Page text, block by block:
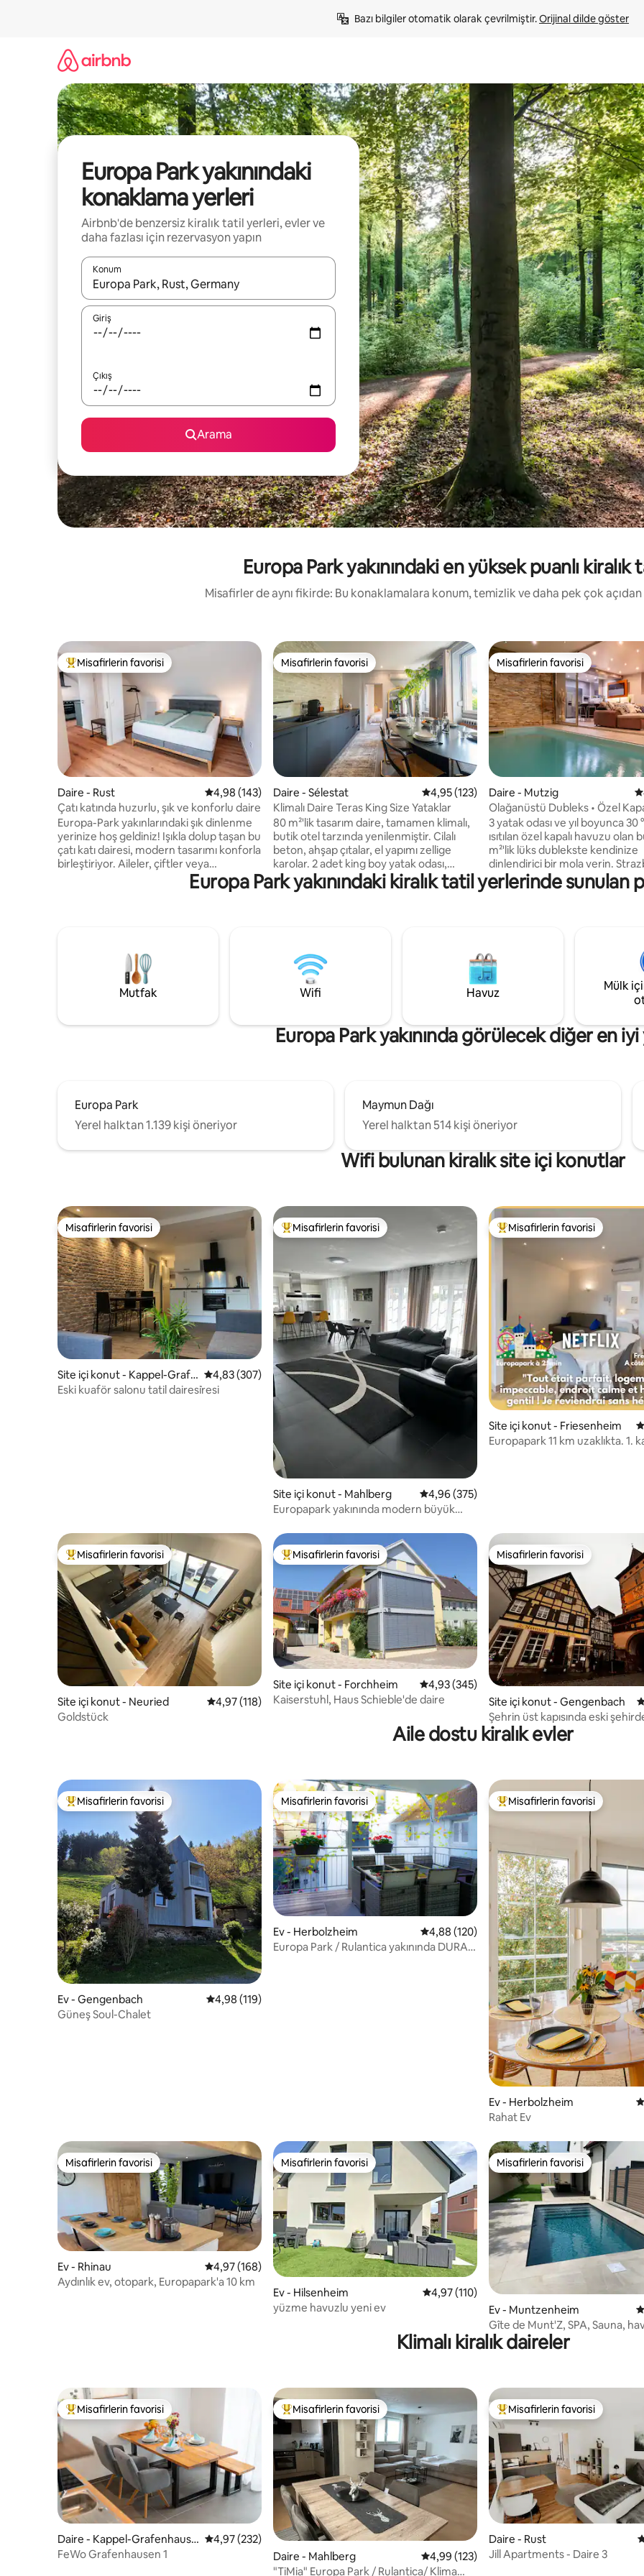
Bazı bilgiler otomatik olarak çevrilmiştir. Orijinal dilde göster
Europa Park yakınındaki
konaklama yerleri
Airbnb'de benzersiz kiralık tatil yerleri, evler ve
daha fazlası için rezervasyon yapın
Konum
Sonuçlar kullanılabilir olduğunda yukarı ve aşağı oklarıyla gezinin veya dokunarak ya da kaydırma hareketleriyle
Giriş
Çıkış
Arama
Europa Park yakınındaki en yüksek puanlı
Misafirler de aynı fikirde: Bu konaklamalara konum, temizlik ve daha pek çok
Misafirlerin favorilerinden en beğenilenler arasında
Misafirlerin favorisi
Daire - Rust 5 üzerinden ortalama 4,98 puan, 143 değerlendirme
4,98 (143)
Çatı katında huzurlu, şık ve konforlu daire
Europa-Park yakınlarındaki şık dinlenme
yerinize hoş geldiniz! Işıkla dolup taşan bu
çatı katı dairesi, modern tasarımı konforla
birleştiriyor. Aileler, çiftler veya
arkadaşlar için mükemmel bir seçim olan
bu mekânda huzur ve konforu
akıllı TV • Otopark dâhil • Elektrikli araç şarj
istasyonu (ek ücrete tabidir) • Europa-
Park ve Rulantica'ya sadece 10-15
dakikalık yürüyüş mesafesinde
Misafirlerin favorisi
Misafirlerin favorisi
Daire - Sélestat 5 üzerinden ortalama 4,95 puan, 123
4,95 (123)
Klimalı Daire Teras King Size Yataklar
80 m²'lik tasarım daire, tamamen klimalı,
butik otel tarzında yenilenmiştir. Cilalı
beton, ahşap çıtalar, el yapımı zellige
karolar. 2 adet king boy yatak odası,
duşakabinli ve küvetli banyo, özel gölgeli
teras. Tam donanımlı mutfak, Nespresso
Colmar'a 15 dakika mesafede. Şarap Yolu,
aileler ve iş için seyahat edenler için
idealdir.
Misafirlerin favorisi
Misafirlerin favorisi
Daire - Mutzig 5
Olağanüstü Dubleks • Özel
3 yatak odası ve yıl boyunca 30
ısıtılan özel kapalı havuzu olan
m²'lik lüks dublekste kendinize
dinlendirici bir mola verin. Strazburg ve
Colmar arasında, Vosges'in
ve Şarap Yolu üzerinde yer alan
mesafededir, yakınlarda kolay
park yeri vardır. Unutulmaz bir
konaklama için birinci sınıf
alanlar ve mükemmel bir
Europa Park yakınındaki kiralık tatil yerlerinde sunulan
Mutfak Wifi Havuz
Mülk
Europa Park yakınında görülecek diğer en
Europa Park
Yerel halktan 1.139 kişi öneriyor
Maymun Dağı
Yerel halktan 514 kişi öneriyor
Wifi bulunan kiralık site içi konutlar
Misafirlerin favorisi
Misafirlerin favorisi
Site içi konut - Kappel-Grafe
nhausen
5 üzerinden ortalama 4,83 puan, 307 değerlendirme
4,83 (307)
Eski kuaför salonu tatil dairesi̇resi
Misafirlerin favorilerinden en beğenilenler arasında
Misafirlerin favorisi
Site içi konut - Mahlberg 5 üzerinden ortalama 4,96 puan, 375
4,96 (375)
Europapark yakınında modern büyük
Misafirlerin favorilerinden en
Misafirlerin favorisi
Site içi konut - Friesenheim
Europapark 11 km uzaklıkta. 1.
Misafirlerin favorilerinden en beğenilenler arasında
Misafirlerin favorisi
Site içi konut - Neuried 5 üzerinden ortalama 4,97 puan, 118 değerlendirme
4,97 (118)
Goldstück
Misafirlerin favorilerinden en beğenilenler arasında
Misafirlerin favorisi
Site içi konut - Forchheim 5 üzerinden ortalama 4,93 puan, 345
4,93 (345)
Kaiserstuhl, Haus Schieble'de daire
Misafirlerin favorisi
Misafirlerin favorisi
Site içi konut - Gengenbach
Şehrin üst kapısında eski
daire
Aile dostu kiralık evler
Misafirlerin favorilerinden en beğenilenler arasında
Misafirlerin favorisi
Ev - Gengenbach 5 üzerinden ortalama 4,98 puan, 119 değerlendirme
4,98 (119)
Güneş Soul-Chalet
Misafirlerin favorisi
Misafirlerin favorisi
Ev - Herbolzheim 5 üzerinden ortalama 4,88 puan, 120
4,88 (120)
Europa Park / Rulantica yakınında DURAN
Misafirlerin favorilerinden en
Misafirlerin favorisi
Ev - Herbolzheim
Rahat Ev
Misafirlerin favorisi
Misafirlerin favorisi
Ev - Rhinau 5 üzerinden ortalama 4,97 puan, 168 değerlendirme
4,97 (168)
Aydınlık ev, otopark, Europapark'a 10 km
Misafirlerin favorisi
Misafirlerin favorisi
Ev - Hilsenheim 5 üzerinden ortalama 4,97 puan, 110
4,97 (110)
yüzme havuzlu yeni ev
Misafirlerin favorisi
Misafirlerin favorisi
Ev - Muntzenheim
Gîte de Munt'Z, SPA, Sauna,
Colmar yakınında
Klimalı kiralık daireler
Misafirlerin favorilerinden en beğenilenler arasında
Misafirlerin favorisi
Daire - Kappel-Grafenhause
n
5 üzerinden ortalama 4,97 puan, 232 değerlendirme
4,97 (232)
FeWo Grafenhausen 1
Misafirlerin favorilerinden en beğenilenler arasında
Misafirlerin favorisi
Daire - Mahlberg 5 üzerinden ortalama 4,99 puan, 123
4,99 (123)
"TiMia" Europa Park / Rulantica/ Klima
Misafirlerin favorilerinden en
Misafirlerin favorisi
Daire - Rust
Jill Apartments - Daire 3